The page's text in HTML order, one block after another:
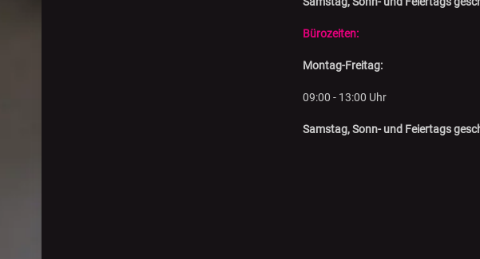
Bürozeiten:
Montag-Freitag:
09:00 - 13:00 Uhr
Samstag, Sonn- und Feiertags